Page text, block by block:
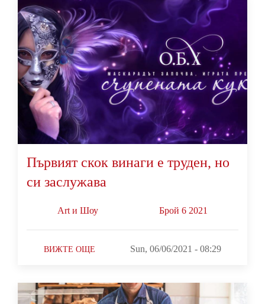
Първият скок винаги е труден, но
си заслужава
Art и Шоу Брой 6 2021
ВИЖТЕ ОЩЕ Sun, 06/06/2021 - 08:29